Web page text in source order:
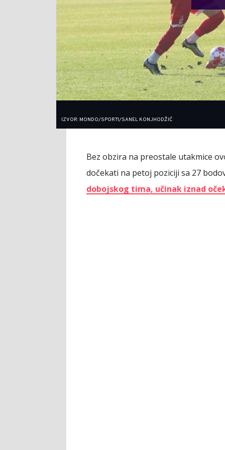
IZVOR: MONDO/SPORT1/SANEL KONJHODŽIĆ
Bez obzira na preostale utakmice
dočekati na petoj poziciji sa 27
dobojskog tima, učinak iznad